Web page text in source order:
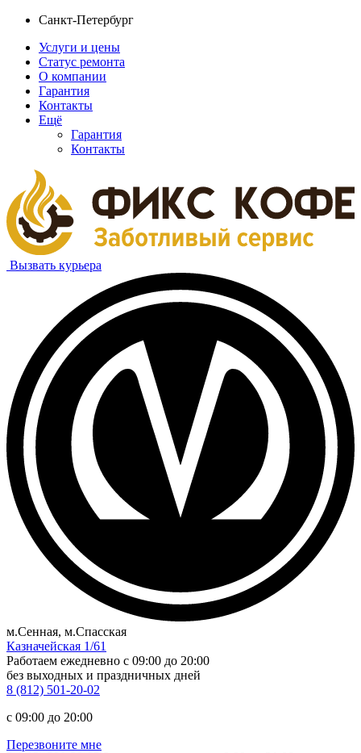
Санкт-Петербург
Услуги и цены
Статус ремонта
О компании
Гарантия
Контакты
Ещё
Гарантия
Контакты
Вызвать курьера
м.Сенная, м.Спасская
Казначейская 1/61
Работаем ежедневно c 09:00 до 20:00
без выходных и праздничных дней
8 (812) 501-20-02
c 09:00 до 20:00
Перезвоните мне